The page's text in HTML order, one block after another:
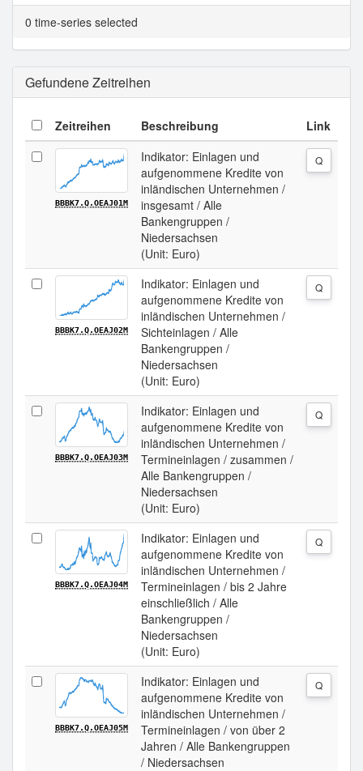
Tabellenansicht.
0 time-series selected
Gefundene Zeitreihen
Zeitreihen Beschreibung Link
BBBK7.Q.OEAJ01M
Indikator: Einlagen und
aufgenommene Kredite von
inländischen Unternehmen /
insgesamt / Alle
Bankengruppen /
Niedersachsen
(Unit: Euro)
Q
BBBK7.Q.OEAJ02M
Indikator: Einlagen und
aufgenommene Kredite von
inländischen Unternehmen /
Sichteinlagen / Alle
Bankengruppen /
Niedersachsen
(Unit: Euro)
Q
BBBK7.Q.OEAJ03M
Indikator: Einlagen und
aufgenommene Kredite von
inländischen Unternehmen /
Termineinlagen / zusammen /
Alle Bankengruppen /
Niedersachsen
(Unit: Euro)
Q
BBBK7.Q.OEAJ04M
Indikator: Einlagen und
aufgenommene Kredite von
inländischen Unternehmen /
Termineinlagen / bis 2 Jahre
einschließlich / Alle
Bankengruppen /
Niedersachsen
(Unit: Euro)
Q
BBBK7.Q.OEAJ05M
Indikator: Einlagen und
aufgenommene Kredite von
inländischen Unternehmen /
Termineinlagen / von über 2
Jahren / Alle Bankengruppen
/ Niedersachsen
Q